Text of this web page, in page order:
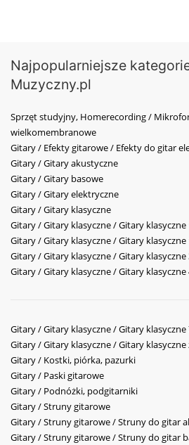
Najpopularniejsze
Muzyczny.pl
Sprzęt studyjny, Homerecording /
wielkomembranowe
Gitary / Efekty gitarowe / Efekty do gitar
Gitary / Gitary akustyczne
Gitary / Gitary basowe
Gitary / Gitary elektryczne
Gitary / Gitary klasyczne
Gitary / Gitary klasyczne / Gitary klasyczne
Gitary / Gitary klasyczne / Gitary klasyczne
Gitary / Gitary klasyczne / Gitary klasyczne
Gitary / Gitary klasyczne / Gitary klasyczne
Gitary / Gitary klasyczne / Gitary klasyczne
Gitary / Gitary klasyczne / Gitary
Gitary / Kostki, piórka, pazurki
Gitary / Paski gitarowe
Gitary / Podnóżki, podgitarniki
Gitary / Struny gitarowe
Gitary / Struny gitarowe / Struny do gitar
Gitary / Struny gitarowe / Struny do gitar